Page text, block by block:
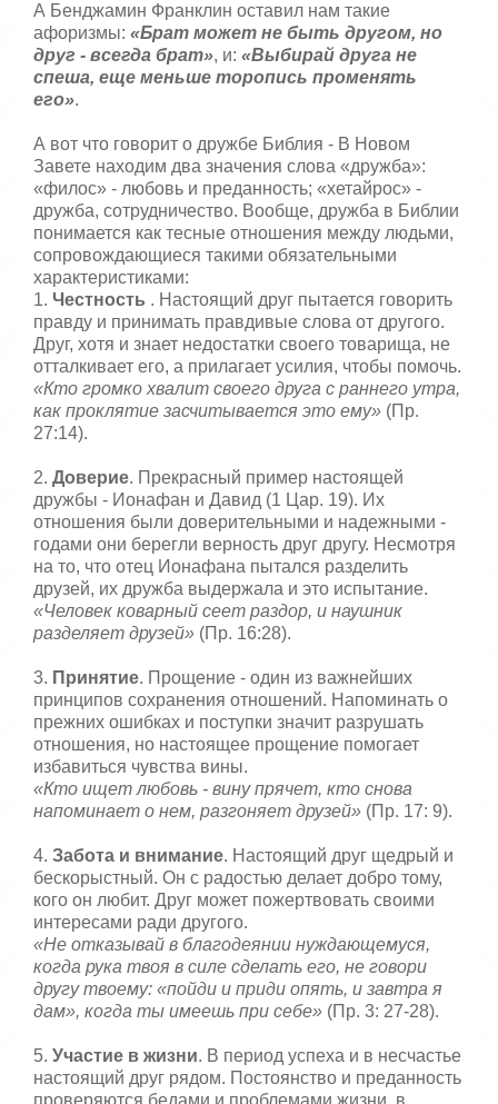
А Бенджамин Франклин оставил нам такие
афоризмы: «Брат может не быть другом, но
друг - всегда брат», и: «Выбирай друга не
спеша, еще меньше торопись променять
его».
А вот что говорит о дружбе Библия - В Новом
Завете находим два значения слова «дружба»:
«филос» - любовь и преданность; «хетайрос» -
дружба, сотрудничество. Вообще, дружба в Библии
понимается как тесные отношения между людьми,
сопровождающиеся такими обязательными
характеристиками:
1. Честность . Настоящий друг пытается говорить
правду и принимать правдивые слова от другого.
Друг, хотя и знает недостатки своего товарища, не
отталкивает его, а прилагает усилия, чтобы помочь.
«Кто громко хвалит своего друга с раннего утра,
как проклятие засчитывается это ему» (Пр.
27:14).
2. Доверие. Прекрасный пример настоящей
дружбы - Ионафан и Давид (1 Цар. 19). Их
отношения были доверительными и надежными -
годами они берегли верность друг другу. Несмотря
на то, что отец Ионафана пытался разделить
друзей, их дружба выдержала и это испытание.
«Человек коварный сеет раздор, и наушник
разделяет друзей» (Пр. 16:28).
3. Принятие. Прощение - один из важнейших
принципов сохранения отношений. Напоминать о
прежних ошибках и поступки значит разрушать
отношения, но настоящее прощение помогает
избавиться чувства вины.
«Кто ищет любовь - вину прячет, кто снова
напоминает о нем, разгоняет друзей» (Пр. 17: 9).
4. Забота и внимание. Настоящий друг щедрый и
бескорыстный. Он с радостью делает добро тому,
кого он любит. Друг может пожертвовать своими
интересами ради другого.
«Не отказывай в благодеянии нуждающемуся,
когда рука твоя в силе сделать его, не говори
другу твоему: «пойди и приди опять, и завтра я
дам», когда ты имеешь при себе» (Пр. 3: 27-28).
5. Участие в жизни. В период успеха и в несчастье
настоящий друг рядом. Постоянство и преданность